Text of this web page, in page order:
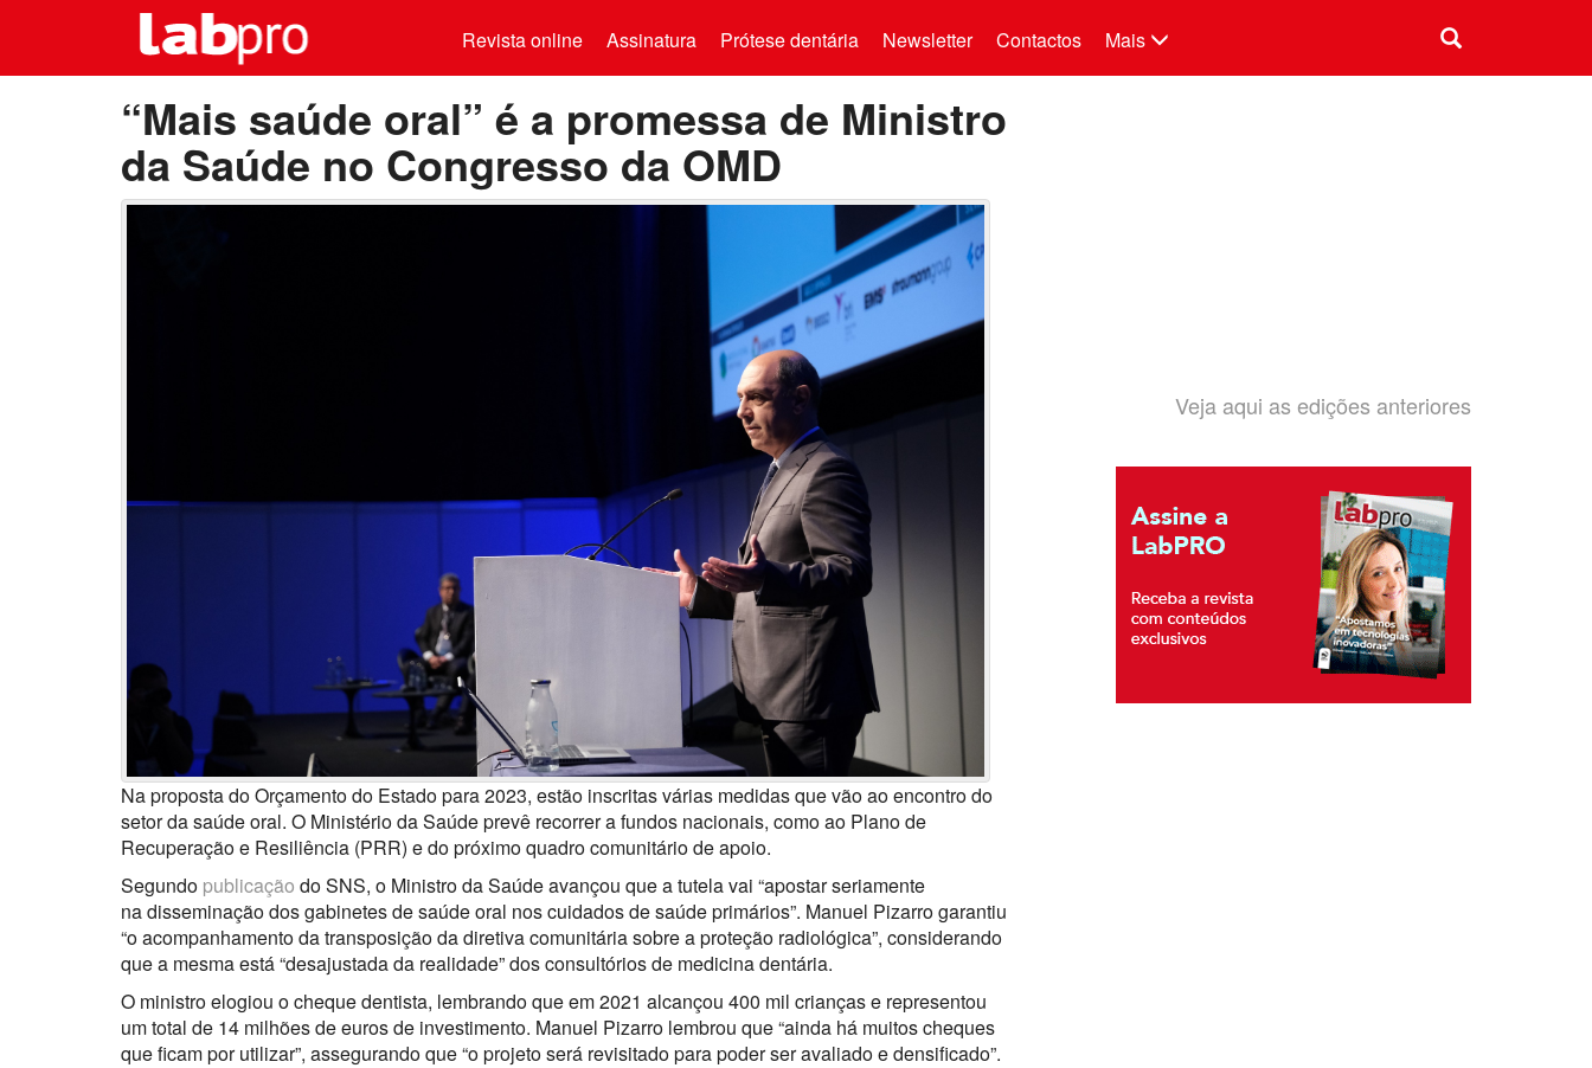
Mais
Revista online Assinatura Prótese dentária Newsletter Contactos
“Mais saúde oral” é a promessa de Ministro
da Saúde no Congresso da OMD
Na proposta do Orçamento do Estado para 2023, estão inscritas várias medidas que vão ao encontro do
setor da saúde oral. O Ministério da Saúde prevê recorrer a fundos nacionais, como ao Plano de
Recuperação e Resiliência (PRR) e do próximo quadro comunitário de apoio.
Segundo publicação do SNS, o Ministro da Saúde avançou que a tutela vai “apostar seriamente
na disseminação dos gabinetes de saúde oral nos cuidados de saúde primários”. Manuel Pizarro garantiu
“o acompanhamento da transposição da diretiva comunitária sobre a proteção radiológica”, considerando
que a mesma está “desajustada da realidade” dos consultórios de medicina dentária.
O ministro elogiou o cheque dentista, lembrando que em 2021 alcançou 400 mil crianças e representou
um total de 14 milhões de euros de investimento. Manuel Pizarro lembrou que “ainda há muitos cheques
que ficam por utilizar”, assegurando que “o projeto será revisitado para poder ser avaliado e densificado”.
Veja aqui as edições anteriores